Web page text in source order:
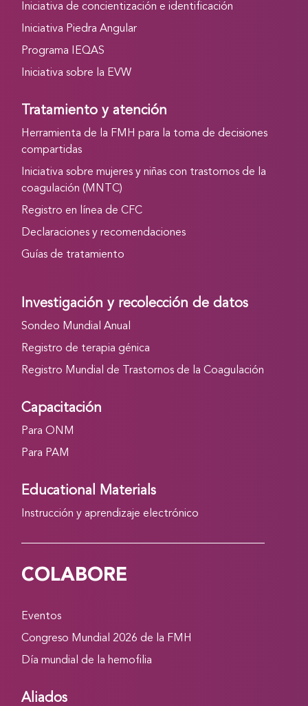
Iniciativa de concientización e identificación
Iniciativa Piedra Angular
Programa IEQAS
Iniciativa sobre la EVW
Tratamiento y atención
Herramienta de la FMH para la toma de decisiones
compartidas
Iniciativa sobre mujeres y niñas con trastornos de la
coagulación (MNTC)
Registro en línea de CFC
Declaraciones y recomendaciones
Guías de tratamiento
Investigación y recolección de datos
Sondeo Mundial Anual
Registro de terapia génica
Registro Mundial de Trastornos de la Coagulación
Capacitación
Para ONM
Para PAM
Educational Materials
Instrucción y aprendizaje electrónico
COLABORE
Eventos
Congreso Mundial 2026 de la FMH
Día mundial de la hemofilia
Aliados